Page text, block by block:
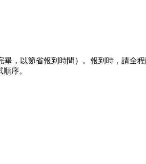
，以節省報到時間）。報到時，請全
序。